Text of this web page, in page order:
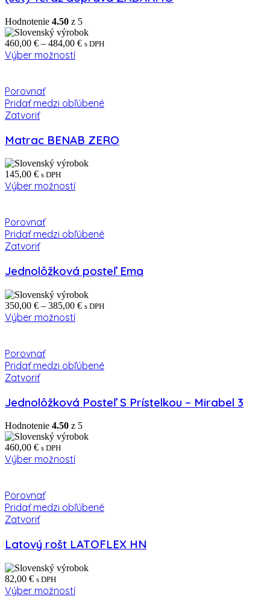
Hodnotenie 4.50 z 5
460,00 € – 484,00 €Price
s DPH
Výber možností
Porovnať
Pridať medzi obľúbené
Zatvoriť
Matrac BENAB ZERO
145,00 € s DPH
Výber možností
Porovnať
Pridať medzi obľúbené
Zatvoriť
Jednolôžková posteľ Ema
350,00 € – 385,00 €Price
s DPH
Výber možností
Porovnať
Pridať medzi obľúbené
Zatvoriť
Jednolôžková Posteľ S Prístelkou – Mirabel 3
Hodnotenie 4.50 z 5
460,00 € s DPH
Výber možností
Porovnať
Pridať medzi obľúbené
Zatvoriť
Latový rošt LATOFLEX HN
82,00 € s DPH
Výber možností